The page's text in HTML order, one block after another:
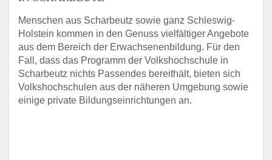
Menschen aus Scharbeutz sowie ganz Schleswig-
Holstein kommen in den Genuss vielfältiger Angebote
aus dem Bereich der Erwachsenenbildung. Für den
Fall, dass das Programm der Volkshochschule in
Scharbeutz nichts Passendes bereithält, bieten sich
Volkshochschulen aus der näheren Umgebung sowie
einige private Bildungseinrichtungen an.